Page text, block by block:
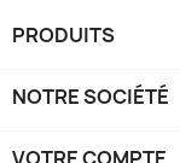
PRODUITS
NOTRE SOCIÉTÉ